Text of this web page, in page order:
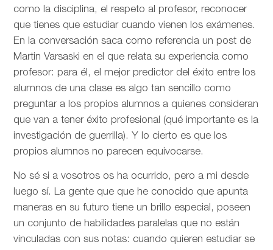
como la disciplina, el respeto al profesor, reconocer
que tienes que estudiar cuando vienen los exámenes.
En la conversación saca como referencia un post de
Martin Varsaski en el que relata su experiencia como
profesor: para él, el mejor predictor del éxito entre los
alumnos de una clase es algo tan sencillo como
preguntar a los propios alumnos a quienes consideran
que van a tener éxito profesional (qué importante es la
investigación de guerrilla). Y lo cierto es que los
propios alumnos no parecen equivocarse.
No sé si a vosotros os ha ocurrido, pero a mi desde
luego sí. La gente que que he conocido que apunta
maneras en su futuro tiene un brillo especial, poseen
un conjunto de habilidades paralelas que no están
vinculadas con sus notas: cuando quieren estudiar se